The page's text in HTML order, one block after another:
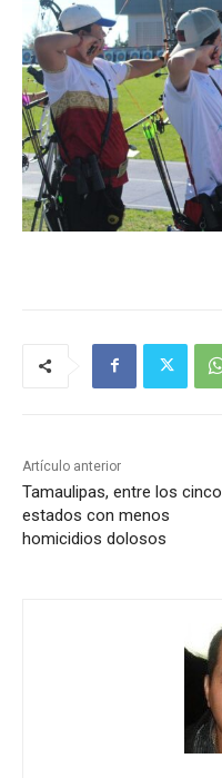
Artículo anterior
Tamaulipas, entre los cinco
estados con menos
homicidios dolosos